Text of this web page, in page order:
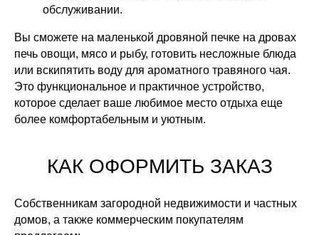
обслуживании.
Вы сможете на маленькой дровяной печке на дровах
печь овощи, мясо и рыбу, готовить несложные блюда
или вскипятить воду для ароматного травяного чая.
Это функциональное и практичное устройство,
которое сделает ваше любимое место отдыха еще
более комфортабельным и уютным.
КАК ОФОРМИТЬ ЗАКАЗ
Собственникам загородной недвижимости и частных
домов, а также коммерческим покупателям
АКСЕССУАРЫ